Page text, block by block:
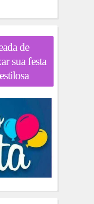
de
sua festa